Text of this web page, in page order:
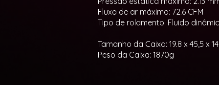
Fluxo de ar máximo: 72.6 CFM
Tipo de rolamento: Fluido
Tamanho da Caixa: 19.8 x 45,5 x
Peso da Caixa: 1870g